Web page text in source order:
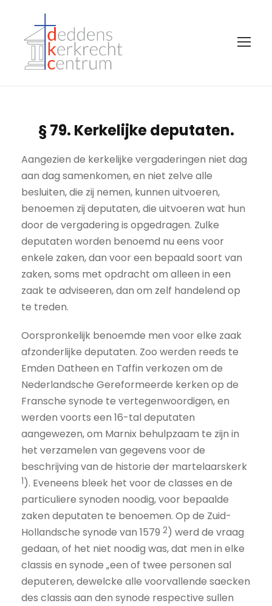
§ 79. Kerkelijke deputaten.
Aangezien de kerkelijke vergaderingen niet dag
aan dag samenkomen, en niet zelve alle
besluiten, die zij nemen, kunnen uitvoeren,
benoemen zij deputaten, die uitvoeren wat hun
door de vergadering is opgedragen. Zulke
deputaten worden benoemd nu eens voor
enkele zaken, dan voor een bepaald soort van
zaken, soms met opdracht om alleen in een
zaak te adviseeren, dan om zelf handelend op
te treden.
Oorspronkelijk benoemde men voor elke zaak
afzonderlijke deputaten. Zoo werden reeds te
Emden Datheen en Taffin verkozen om de
Nederlandsche Gereformeerde kerken op de
Fransche synode te vertegenwoordigen, en
werden voorts een 16-tal deputaten
aangewezen, om Marnix behulpzaam te zijn in
het verzamelen van gegevens voor de
beschrijving van de historie der martelaarskerk
1). Eveneens bleek het voor de classes en de
particuliere synoden noodig, voor bepaalde
zaken deputaten te benoemen. Op de Zuid-
Hollandsche synode van 1579 2) werd de vraag
gedaan, of het niet noodig was, dat men in elke
classis en synode „een of twee personen sal
deputeren, dewelcke alle voorvallende saecken
des classis aan den synode respective sullen